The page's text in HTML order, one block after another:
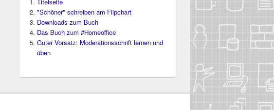
Titelseite
"Schöner" schreiben am Flipchart
Downloads zum Buch
Das Buch zum #Homeoffice
Guter Vorsatz: Moderationsschrift lernen und
üben